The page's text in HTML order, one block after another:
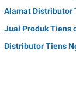
Alamat Distributor
Jual Produk Tiens
Distributor Tiens